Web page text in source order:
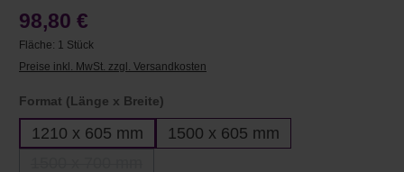
98,80 €
Fläche: 1 Stück
Preise inkl. MwSt. zzgl. Versandkosten
Format (Länge x Breite)
1210 x 605 mm
1500 x 605 mm